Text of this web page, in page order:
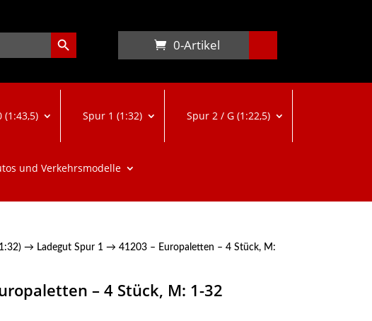
Search Button
0-Artikel
(1:43,5) Spur 1 (1:32) Spur 2 / G (1:22,5)
und Verkehrsmodelle
→ Ladegut Spur 1→ 41203 – Europaletten – 4 Stück, M:
– 4 Stück, M: 1-32